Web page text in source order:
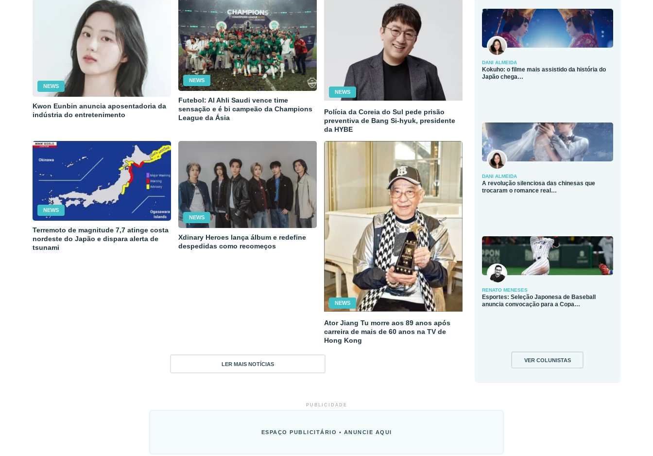
NEWS
Kwon Eunbin anuncia aposentadoria da
indústria do entretenimento
NEWS
Futebol: Al Ahli Saudi vence time
sensação e é bi campeão da Champions
League da Ásia
NEWS
Polícia da Coreia do Sul pede prisão
preventiva de Bang Si-hyuk, presidente
da HYBE
NEWS
Terremoto de magnitude 7,7 atinge costa
nordeste do Japão e dispara alerta de
tsunami
NEWS
Xdinary Heroes lança álbum e redefine
despedidas como recomeços
NEWS
Ator Jiang Tu morre aos 89 anos após
carreira de mais de 60 anos na TV de
Hong Kong
LER MAIS NOTÍCIAS
DANI ALMEIDA
Kokuho: o filme mais assistido da história do
Japão chega…
DANI ALMEIDA
A revolução silenciosa das chinesas que
trocaram o romance real…
RENATO MENESES
Esportes: Seleção Japonesa de Baseball
anuncia convocação para a Copa…
VER COLUNISTAS
PUBLICIDADE
ESPAÇO PUBLICITÁRIO • ANUNCIE AQUI